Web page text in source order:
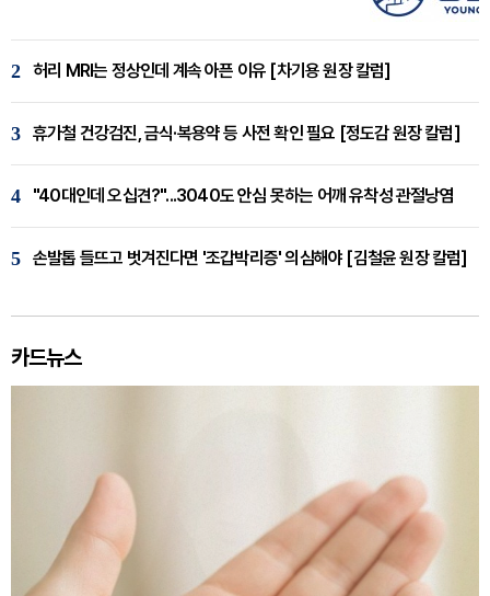
2 허리 MRI는 정상인데 계속 아픈 이유 [차기용 원장 칼럼]
3 휴가철 건강검진, 금식·복용약 등 사전 확인 필요 [정도감 원장 칼럼]
4 "40대인데 오십견?"...3040도 안심 못하는 어깨 유착성 관절낭염
5 손발톱 들뜨고 벗겨진다면 '조갑박리증' 의심해야 [김철윤 원장 칼럼]
카드뉴스